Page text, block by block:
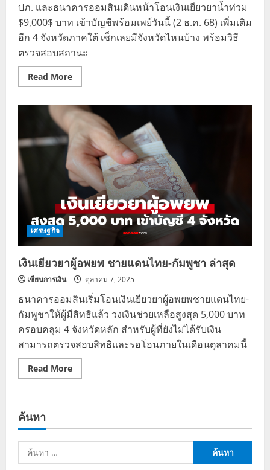
ปภ. และธนาคารออมสินเดินหน้าโอนเงินเยียวยาน้ำท่วม
$9,000$ บาท เข้าบัญชีพร้อมเพย์วันนี้ (2 ธ.ค. 68) เพิ่มเติม
อีก 4 จังหวัดภาคใต้ เช็กเลยมีจังหวัดไหนบ้าง พร้อมวิธี
ตรวจสอบสถานะ
Read MoreRead
more
กด่
วน!
เงิน
เยียวยา
น้ำ
ท่วม
9,000
บาท
โอน
เพิ่ม
4
จังหวัด
ภาค
ใต้
2
68
เศรษฐกิจ
เงินเยียวยาผู้อพยพ ชายแดนไทย-กัมพูชา ล่าสุด
เซียนการเงิน ตุลาคม 7, 2025
ธนาคารออมสินเริ่มโอนเงินเยียวยาผู้อพยพชายแดนไทย-
กัมพูชาให้ผู้มีสิทธิแล้ว วงเงินช่วยเหลือสูงสุด 5,000 บาท
ครอบคลุม 4 จังหวัดหลัก สำหรับผู้ที่ยังไม่ได้รับเงิน
สามารถตรวจสอบสิทธิและรอโอนภายในเดือนตุลาคมนี้
Read MoreRead
more
ชายแดน
กัมพูชา
ค้นหา
ค้นหา
สำหรับ: